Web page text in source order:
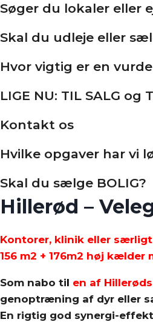
Søger du lokaler eller
Skal du udleje eller
Hvor vigtig er en
LIGE NU: TIL SALG og
Kontakt os
Hvilke opgaver har vi
Skal du sælge BOLIG?
Hillerød –
Kontorer, klinik eller
156 m2 + 176m2 høj
Som nabo til en af
genoptræning af dyr eller
En rigtig god synergi-